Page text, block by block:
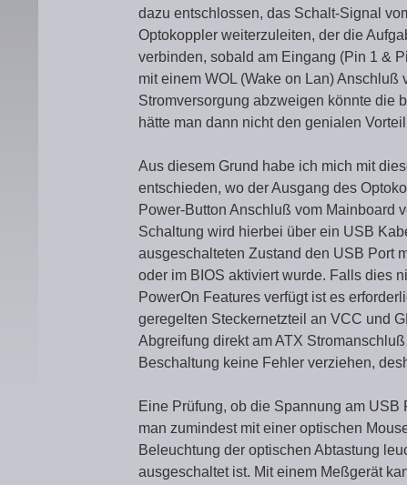
dazu entschlossen, das Schalt-Signal
Optokoppler weiterzuleiten, der die
verbinden, sobald am Eingang (Pin 1 &
mit einem WOL (Wake on Lan)
Stromversorgung abzweigen könnte die
hätte man dann nicht den genialen
Aus diesem Grund habe ich mich mit
entschieden, wo der Ausgang des
Power-Button Anschluß vom Mainboard
Schaltung wird hierbei über ein USB
ausgeschalteten Zustand den USB Port
oder im BIOS aktiviert wurde. Falls dies
PowerOn Features verfügt ist es
geregelten Steckernetzteil an VCC und
Abgreifung direkt am ATX
Beschaltung keine Fehler verziehen,
Eine Prüfung, ob die Spannung am
man zumindest mit einer optischen
Beleuchtung der optischen Abtastung
ausgeschaltet ist. Mit einem Meßgerät